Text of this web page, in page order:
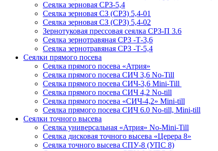
Сеялка зерновая СРЗ-5,4
Сеялка зерновая СЗ (СРЗ) 5,4-01
Сеялка зерновая СЗ (СРЗ) 5,4-02
Зернотуковая прессовая сеялка СРЗ-П 3.6
Сеялка зернотравяная СРЗ -Т-3,6
Сеялка зернотравяная СРЗ -Т-5,4
Сеялки прямого посева
Сеялка прямого посева «Атрия»
Сеялка прямого посева СИЧ 3,6 No-Till
Сеялка прямого посева СИЧ-3,6 Mini-Till
Сеялка прямого посева СИЧ 4,2 No-till
Сеялка прямого посева «СИЧ-4,2» Mini-till
Сеялка прямого посева СИЧ 6.0 No-till, Mini-till
Сеялки точного высева
Сеялка универсальная «Атрия» No-Mini-Till
Сеялка дисковая точного высева «Церера 8»
Сеялка точного высева СПУ-8 (УПС 8)